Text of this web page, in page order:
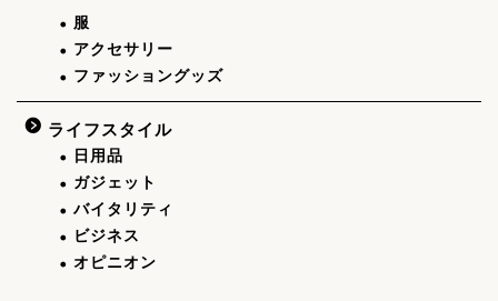
服
アクセサリー
ファッショングッズ
ライフスタイル
日用品
ガジェット
バイタリティ
ビジネス
オピニオン